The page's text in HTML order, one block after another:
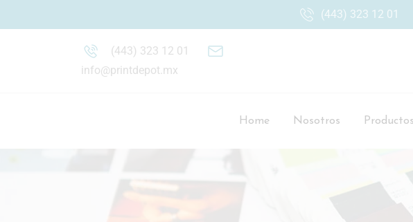
(443) 323 12 01
(443) 323 12 01
info@printdepot.mx
Home Nosotros Productos